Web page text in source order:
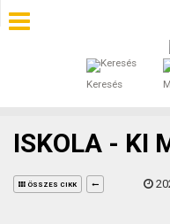
Keresés
SZÁLLÁSOK
ÁLTALÁNOS
ISKOLA - KI
ÖSSZES CIKK